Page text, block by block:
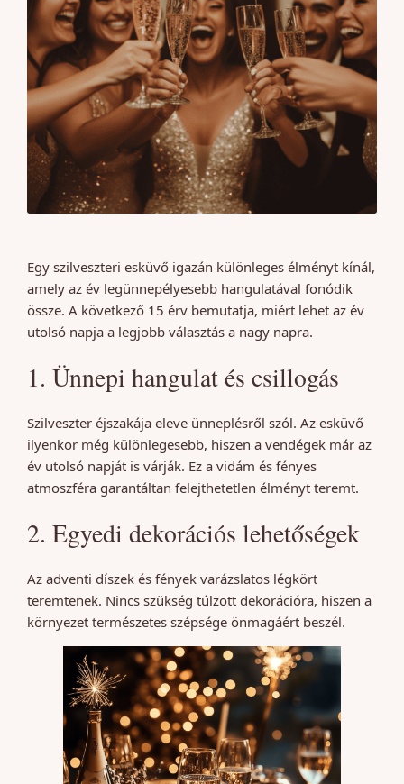
Egy szilveszteri esküvő igazán különleges élményt kínál,
amely az év legünnepélyesebb hangulatával fonódik
össze. A következő 15 érv bemutatja, miért lehet az év
utolsó napja a legjobb választás a nagy napra.
1. Ünnepi hangulat és csillogás
Szilveszter éjszakája eleve ünneplésről szól. Az esküvő
ilyenkor még különlegesebb, hiszen a vendégek már az
év utolsó napját is várják. Ez a vidám és fényes
atmoszféra garantáltan felejthetetlen élményt teremt.
2. Egyedi dekorációs lehetőségek
Az adventi díszek és fények varázslatos légkört
teremtenek. Nincs szükség túlzott dekorációra, hiszen a
környezet természetes szépsége önmagáért beszél.